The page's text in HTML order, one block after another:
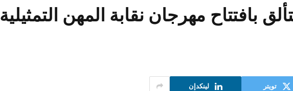
بافتتاح مهرجان نقابة المهن التمثيلية
تويتر لينكدإن